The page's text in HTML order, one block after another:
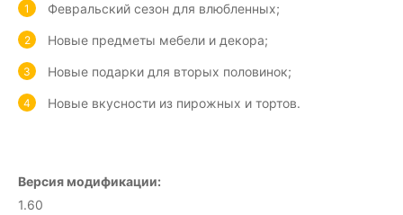
Февральский сезон для влюбленных;
Новые предметы мебели и декора;
Новые подарки для вторых половинок;
Новые вкусности из пирожных и тортов.
Версия модификации:
1.60